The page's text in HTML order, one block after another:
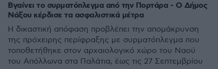
Βγαίνει το συρματόπλεγμα από την Πορτάρα - Ο Δήμος
Νάξου κέρδισε τα ασφαλιστικά μέτρα
Η δικαστική απόφαση προβλέπει την απομάκρυνση
της πρόχειρης περίφραξης με συρματόπλεγμα που
τοποθετήθηκε στον αρχαιολογικό χώρο του Ναού
του Απόλλωνα στα Παλάτια, έως τις 27 Σεπτεμβρίου